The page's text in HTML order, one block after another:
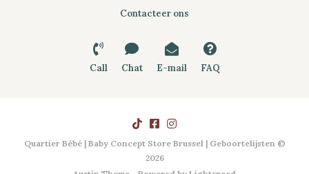
Contacteer ons
Call Chat E-mail FAQ
Quartier Bébé | Baby Concept Store Brussel | Geboortelijsten ©
2026